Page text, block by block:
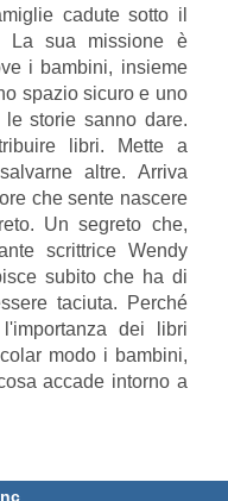
cadute sotto il
La sua missione è
i bambini, insieme
spazio sicuro e uno
storie sanno dare.
libri. Mette a
altre. Arriva
che sente nascere
Un segreto che,
scrittrice Wendy
subito che ha di
taciuta. Perché
dei libri
modo i bambini,
accade intorno a